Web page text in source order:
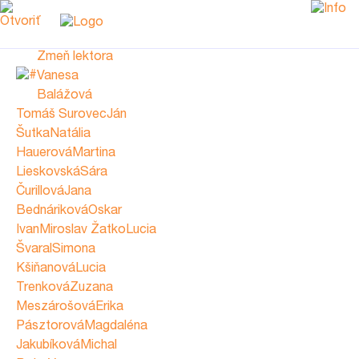
Zmeň lektora
Vanesa
Balážová
Tomáš SurovecJán
ŠutkaNatália
HauerováMartina
LieskovskáSára
ČurillováJana
BednárikováOskar
IvanMiroslav ŽatkoLucia
ŠvaralSimona
KšiňanováLucia
TrenkováZuzana
MeszárošováErika
PásztorováMagdaléna
JakubíkováMichal